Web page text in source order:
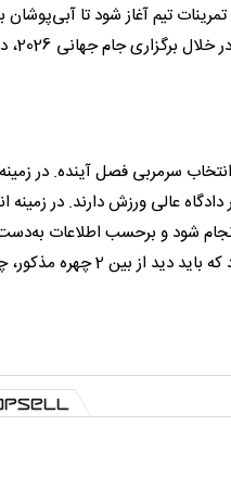
تیم آغاز شود تا آبی‌پوشان
دوره تمرینات آماده‌سازی پیش‌فصل را با سرعت مطلوبی
نقل‌وانتقالاتی و انتخاب سرمربی فصل آینده. در زمینه
عالی ورزش دارند. در زمینه
شود و برحسب اطلاعات
تا پیش از ورود به فصل تابستان و شروع ماه تیر، سرنوشت آینده نیمکت استقلال رسماً